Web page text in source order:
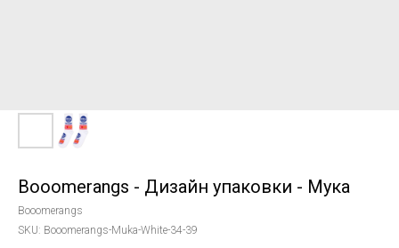
Booomerangs - Дизайн упаковки - Мука
Booomerangs
SKU: Booomerangs-Muka-White-34-39